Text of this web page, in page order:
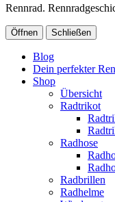
Rennrad.
Öffnen Schließen
Blog
Dein perfekter
Shop
Übersicht
Radtrikot
Radhose
Radbrillen
Radhelme